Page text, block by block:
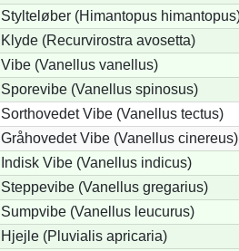
Stylteløber (Himantopus
Klyde (Recurvirostra avosetta)
Vibe (Vanellus vanellus)
Sporevibe (Vanellus spinosus)
Sorthovedet Vibe (Vanellus tectus)
Gråhovedet Vibe (Vanellus cinereus)
Indisk Vibe (Vanellus indicus)
Steppevibe (Vanellus gregarius)
Sumpvibe (Vanellus leucurus)
Hjejle (Pluvialis apricaria)